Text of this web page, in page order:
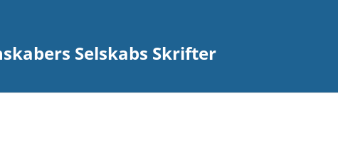
Selskabs Skrifter